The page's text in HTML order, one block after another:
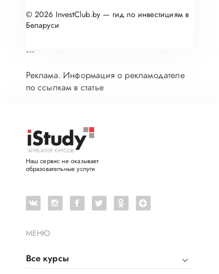
© 2026 InvestClub.by — гид по инвестициям в
Беларуси
```
Реклама. Информация о рекламодателе
по ссылкам в статье
МЕНЮ
Все курсы
Наш сервис не оказывает
образовательные услуги